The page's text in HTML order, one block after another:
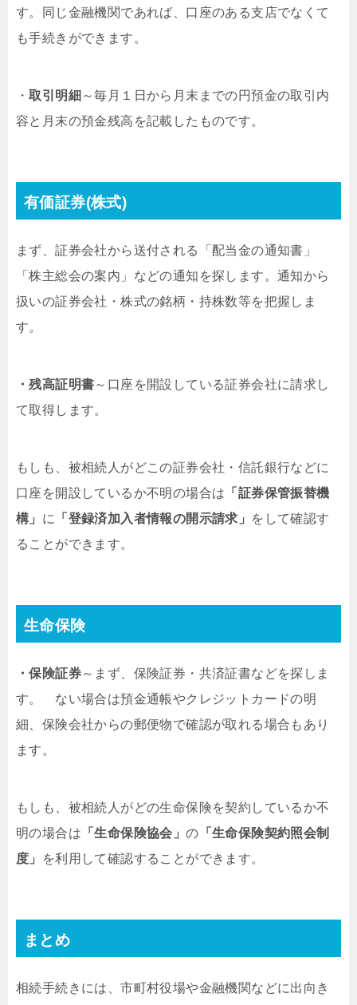
す。同じ金融機関であれば、口座のある支店でなくて
も手続きができます。
・取引明細 ～毎月１日から月末までの円預金の取引内
容と月末の預金残高を記載したものです。
有価証券(株式)
まず、証券会社から送付される「配当金の通知書」
「株主総会の案内」などの通知を探します。通知から
扱いの証券会社・株式の銘柄・持株数等を把握しま
す。
・残高証明書～口座を開設している証券会社に請求し
て取得します。
もしも、被相続人がどこの証券会社・信託銀行などに
口座を開設しているか不明の場合は 「証券保管振替機
構」 に 「登録済加入者情報の開示請求」
をして確認す
ることができます。
生命保険
・保険証券～まず、保険証券・共済証書などを探しま
す。 ない場合は預金通帳やクレジットカードの明
細、保険会社からの郵便物で確認が取れる場合もあり
ます。
もしも、被相続人がどの生命保険を契約しているか不
明の場合は 「生命保険協会」の 「生命保険契約照会制
度」
を利用して確認することができます。
まとめ
相続手続きには、市町村役場や金融機関などに出向き